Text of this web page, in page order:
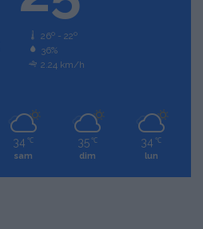
26º - 22º
36%
2.24 km/h
34 ℃
sam
35 ℃
dim
34 ℃
lun